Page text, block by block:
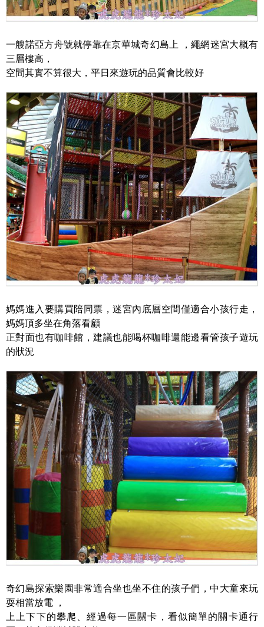
一艘諾亞方舟號就停靠在京華城奇幻島上 ，繩網迷宮大概有
三層樓高，
空間其實不算很大，平日來遊玩的品質會比較好
媽媽進入要購買陪同票，迷宮內底層空間僅適合小孩行走，
媽媽頂多坐在角落看顧
正對面也有咖啡館，建議也能喝杯咖啡還能邊看管孩子遊玩
的狀況
奇幻島探索樂園非常適合坐也坐不住的孩子們，中大童來玩
耍相當放電 ，
上上下下的攀爬、經過每一區關卡，看似簡單的關卡通行